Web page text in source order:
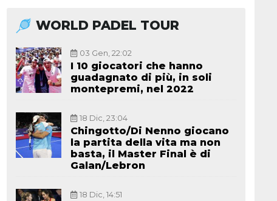
WORLD PADEL TOUR
03 Gen, 22:02
I 10 giocatori che hanno
guadagnato di più, in soli
montepremi, nel 2022
18 Dic, 23:04
Chingotto/Di Nenno giocano
la partita della vita ma non
basta, il Master Final è di
Galan/Lebron
18 Dic, 14:51